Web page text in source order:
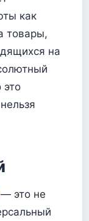
как
товары,
на
это
— это не